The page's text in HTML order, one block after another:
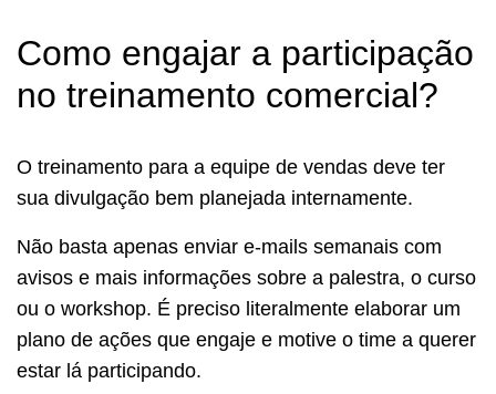
Como engajar a participação
no treinamento comercial?
O treinamento para a equipe de vendas deve ter
sua divulgação bem planejada internamente.
Não basta apenas enviar e-mails semanais com
avisos e mais informações sobre a palestra, o curso
ou o workshop. É preciso literalmente elaborar um
plano de ações que engaje e motive o time a querer
estar lá participando.